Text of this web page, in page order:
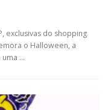
exclusivas do shopping
o Halloween, a
uma …